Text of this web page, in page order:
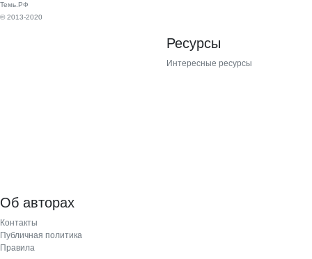
Темь.РФ
© 2013-2020
Ресурсы
Интересные ресурсы
Об авторах
Контакты
Публичная политика
Правила